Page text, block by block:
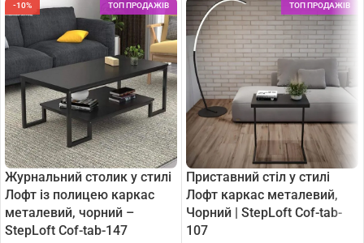
-10% ТОП ПРОДАЖІВ
Журнальний столик у стилі
Лофт із полицею каркас
металевий, чорний –
StepLoft Cof-tab-147
ТОП ПРОДАЖІВ
Приставний стіл у стилі
Лофт каркас металевий,
Чорний | StepLoft Cof-tab-
107